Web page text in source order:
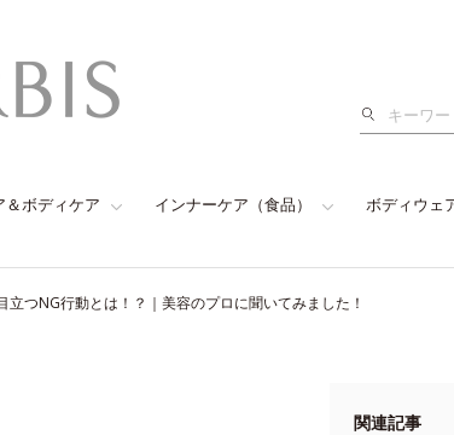
検
＆ボディケア インナーケア（食品） ボディウェ
立つNG行動とは！？｜美容のプロに聞いてみました！
関連記事